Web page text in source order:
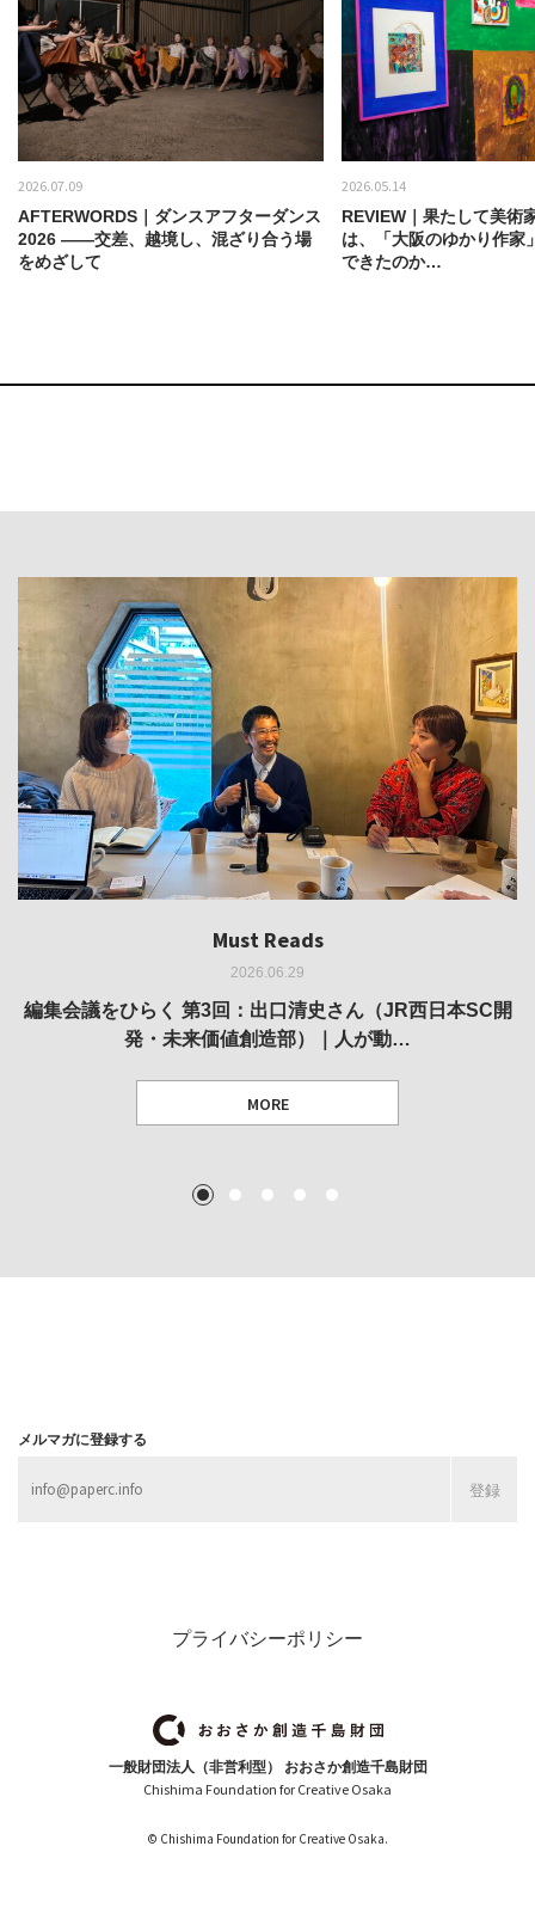
2026.07.09
AFTERWORDS｜ダンスアフターダンス
2026 ——交差、越境し、混ざり合う場
をめざして
2026.05.14
REVIEW｜果たして美術
は、「大阪のゆかり作家
できたのか…
Must Reads
2026.06.29
編集会議をひらく 第3回：出口清史さん（JR西日本SC開
発・未来価値創造部）｜人が動…
MORE
Must Reads
2026.05.14
REVIEW｜果たして美術家・梅津庸一は、「大阪のゆかり
作家」となることができたのか…
Must Reads
2026.03.11
REPORT｜博覧会の残像
MORE
Must Reads
2026.02.25
REVIEW｜菊池聡太朗 個展「余りの風景」
MORE
Must Reads
2025.10.01
REVIEW｜生の存在証明としての線——「ライフライン」
展
1 2 3 4 5
メルマガに登録する
プライバシーポリシー
一般財団法人（非営利型） おおさか創造千島財団
Chishima Foundation for Creative Osaka
© Chishima Foundation for Creative Osaka.